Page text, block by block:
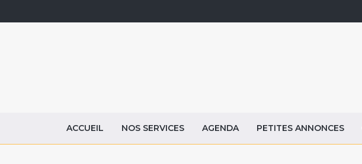
ACCUEIL NOS SERVICES AGENDA PETITES ANNONCES